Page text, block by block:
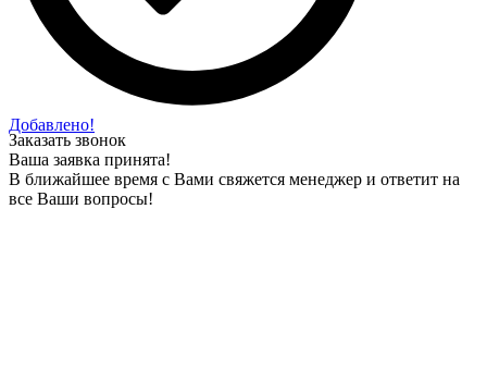
Добавлено!
Заказать звонок
Ваша заявка принята!
В ближайшее время с Вами свяжется менеджер и ответит на
все Ваши вопросы!